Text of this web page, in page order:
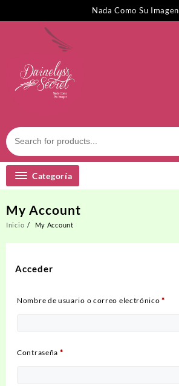
Nada Como Su Imagen
Categoría
My Account
Inicio My Account
Acceder
Nombre de usuario o correo electrónico*
Contraseña *Obligatorio